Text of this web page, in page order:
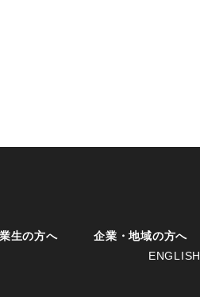
生の方へ
企業・地域の方へ
ENGLISH